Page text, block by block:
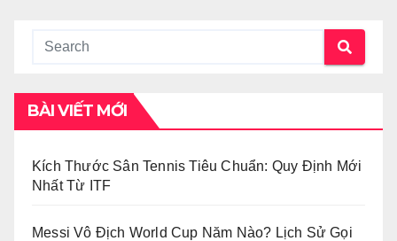
BÀI VIẾT MỚI
Kích Thước Sân Tennis Tiêu Chuẩn: Quy Định Mới
Nhất Từ ITF
Messi Vô Địch World Cup Năm Nào? Lịch Sử Gọi